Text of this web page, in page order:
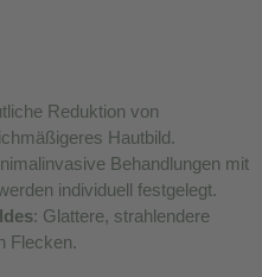
Reduktion von
Hautbild.
Behandlungen mit
individuell festgelegt.
: Glattere, strahlendere
Flecken.